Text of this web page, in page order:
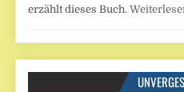
erzählt dieses Buch.